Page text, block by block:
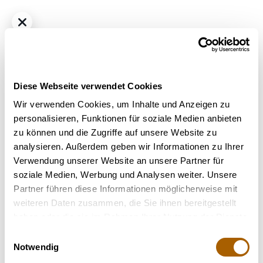
Diese Webseite verwendet Cookies
Wir verwenden Cookies, um Inhalte und Anzeigen zu
personalisieren, Funktionen für soziale Medien anbieten
zu können und die Zugriffe auf unsere Website zu
analysieren. Außerdem geben wir Informationen zu Ihrer
Verwendung unserer Website an unsere Partner für
soziale Medien, Werbung und Analysen weiter. Unsere
Partner führen diese Informationen möglicherweise mit
weiteren Daten zusammen, die Sie ihnen bereitgestellt
Notwendig
Sativa THC18.5% CBD <1.0%
Canify Pure 18/1 LS KU. Exodus Cheese
Bestrahlung: Unbestrahlt
Strain: Exodus Cheese
Terpene: Beta-Caryophyllen, Beta-Pinen, Limonen, Linalool